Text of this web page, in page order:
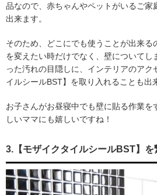
品なので、赤ちゃんやペットがいるご家
出来ます。
そのため、どこにでも使うことが出来る
を変えたい時だけでなく、壁についてし
った汚れの目隠しに、インテリアのアク
イルシールBST】を取り入れることも出
お子さんがお昼寝中でも壁に貼る作業を
しいママにも嬉しいですね！
3.【モザイクタイルシールBST】を